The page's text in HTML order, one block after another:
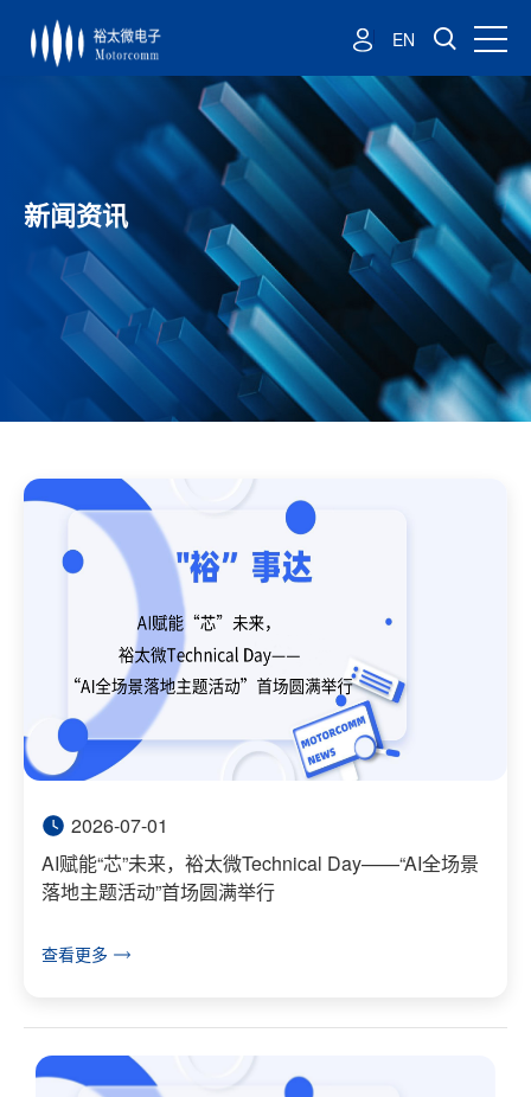
EN
新闻资讯
2026-07-01
AI赋能“芯”未来，裕太微Technical Day——“AI全场景
落地主题活动”首场圆满举行
查看更多